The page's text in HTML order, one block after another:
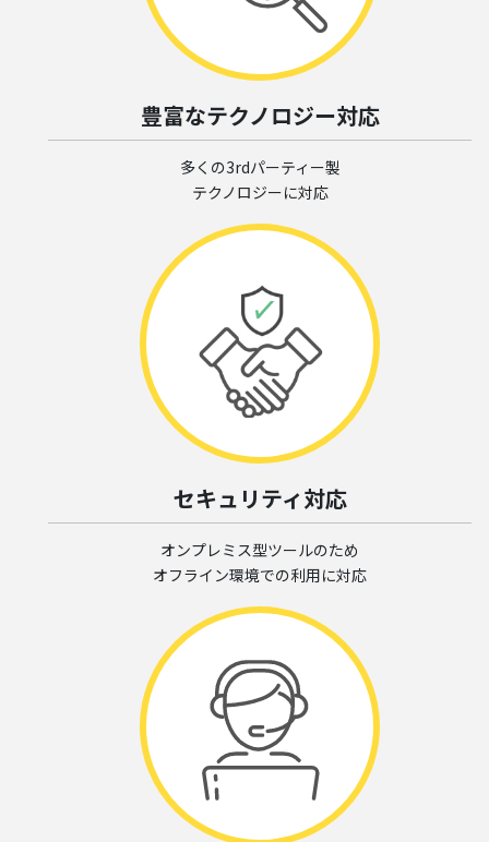
豊富なテクノロジー対応
多くの3rdパーティー製
テクノロジーに対応
セキュリティ対応
オンプレミス型ツールのため
オフライン環境での利用に対応